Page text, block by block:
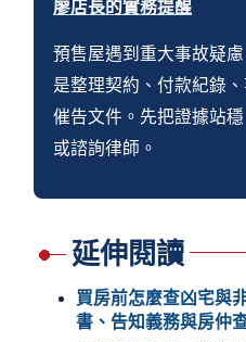
廖店長的實務提醒
預售屋遇到重大事故疑
是整理契約、付款紀錄
催告文件。先把證據站
或諮詢律師。
延伸閱讀
買房前怎麼查凶宅與
書、告知義務與房仲